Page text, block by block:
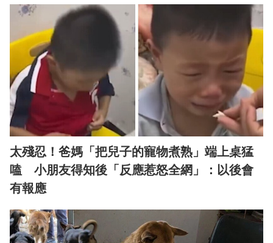
太殘忍！爸媽「把兒子的寵物煮熟」端上桌猛
嗑 小朋友得知後「反應惹怒全網」：以後會
有報應